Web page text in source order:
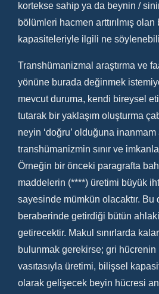
kortekse sahip ya da beynin /
bölümleri hacmen arttırılmış olan
kapasiteleriyle ilgili ne
Transhümanizmal araştırma ve
yönüne burada değinmek
mevcut duruma, kendi bireysel
tutarak bir yaklaşım oluşturma
neyin ‘doğru’ olduğuna inanmam
transhümanizmin sınır ve
Örneğin bir önceki paragrafta
maddelerin (****) üretimi büyük
sayesinde mümkün olacaktır. Bu
beraberinde getirdiği bütün
getirecektir. Makul sınırlarda
bulunmak gerekirse; gri
vasıtasıyla üretimi, bilişsel
olarak gelişecek beyin hücresi